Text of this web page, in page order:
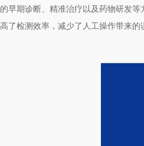
的早期诊断、精准治疗以及药物研发
高了检测效率，减少了人工操作带来的